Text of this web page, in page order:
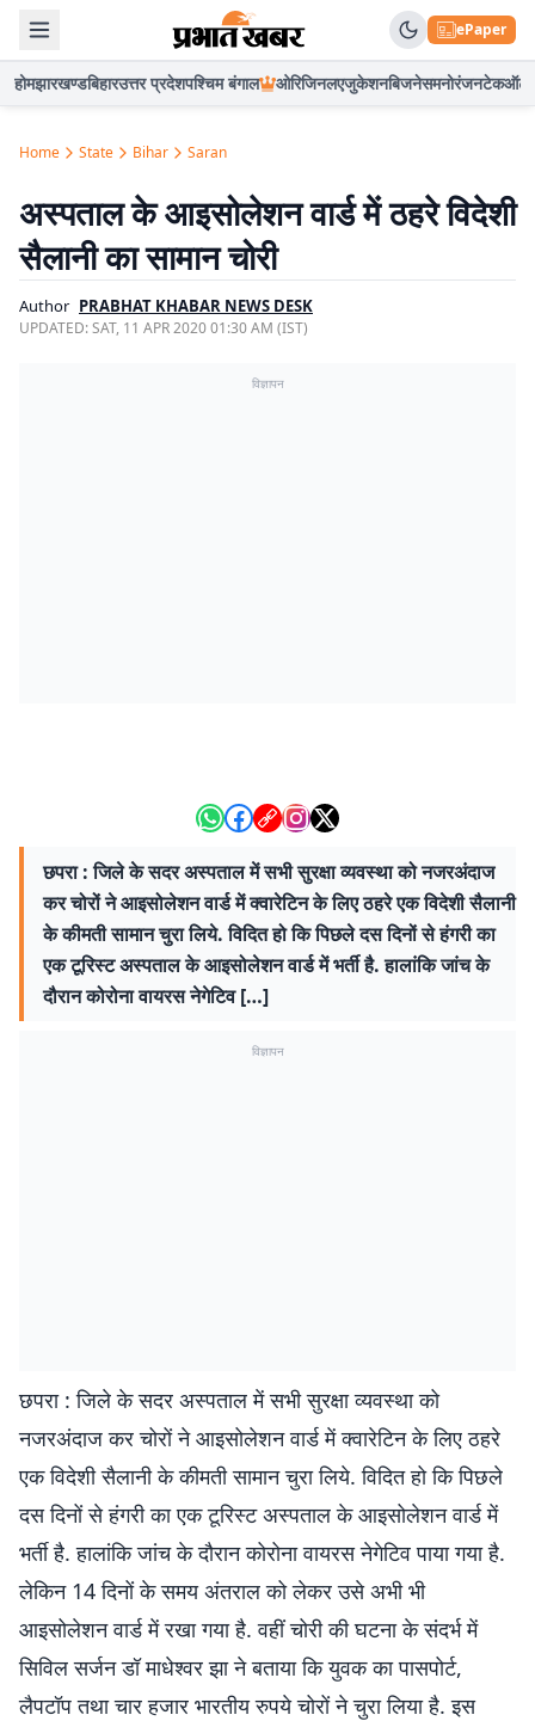
ePaper
होमझारखण्डबिहारउत्तर प्रदेशपश्चिम बंगाल ओरिजिनलएजुकेशनबिजनेसमनोरंजनटेकऑटो
Home State Bihar Saran
अस्पताल के आइसोलेशन वार्ड में ठहरे विदेशी
सैलानी का सामान चोरी
Author PRABHAT KHABAR NEWS DESK
UPDATED:SAT, 11 APR 2020 01:30 AM (IST)
विज्ञापन
छपरा : जिले के सदर अस्पताल में सभी सुरक्षा व्यवस्था को नजरअंदाज
कर चोरों ने आइसोलेशन वार्ड में क्वारेटिन के लिए ठहरे एक विदेशी सैलानी
के कीमती सामान चुरा लिये. विदित हो कि पिछले दस दिनों से हंगरी का
एक टूरिस्ट अस्पताल के आइसोलेशन वार्ड में भर्ती है. हालांकि जांच के
दौरान कोरोना वायरस नेगेटिव […]
विज्ञापन
छपरा : जिले के सदर अस्पताल में सभी सुरक्षा व्यवस्था को
नजरअंदाज कर चोरों ने आइसोलेशन वार्ड में क्वारेटिन के लिए ठहरे
एक विदेशी सैलानी के कीमती सामान चुरा लिये. विदित हो कि पिछले
दस दिनों से हंगरी का एक टूरिस्ट अस्पताल के आइसोलेशन वार्ड में
भर्ती है. हालांकि जांच के दौरान कोरोना वायरस नेगेटिव पाया गया है.
लेकिन 14 दिनों के समय अंतराल को लेकर उसे अभी भी
आइसोलेशन वार्ड में रखा गया है. वहीं चोरी की घटना के संदर्भ में
सिविल सर्जन डॉ माधेश्वर झा ने बताया कि युवक का पासपोर्ट,
लैपटॉप तथा चार हजार भारतीय रुपये चोरों ने चुरा लिया है. इस